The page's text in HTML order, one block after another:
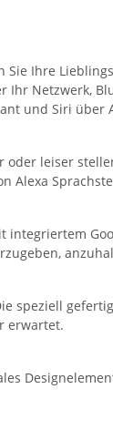
Ihre
Ihr Netzwerk,
und Siri über
leiser
Alexa
integriertem
speziell
erwartet.